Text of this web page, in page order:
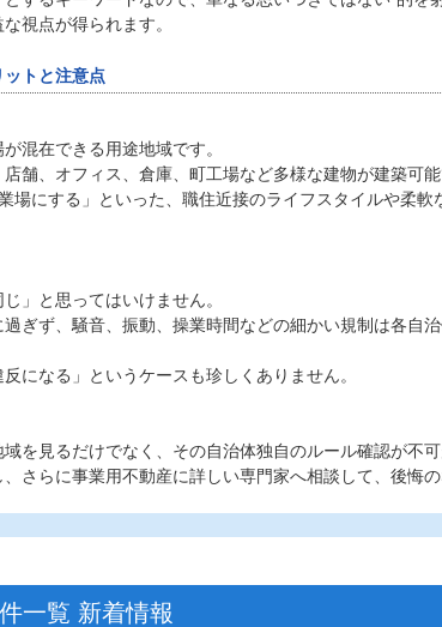
視点が得られます。
トと注意点
混在できる用途地域です。
舗、オフィス、倉庫、町工場など多様な建物が建築可能
場にする」といった、職住近接のライフスタイルや柔
」と思ってはいけません。
ぎず、騒音、振動、操業時間などの細かい規制は各自
になる」というケースも珍しくありません。
を見るだけでなく、その自治体独自のルール確認が不可
さらに事業用不動産に詳しい専門家へ相談して、後悔
一覧 新着情報